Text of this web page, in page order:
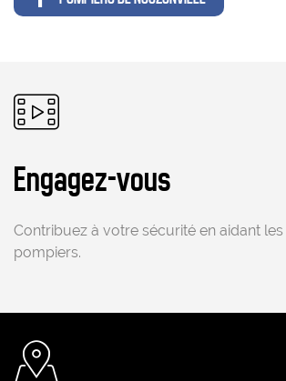
Pictogramme
Engagez-vous
Contribuez à votre sécurité en aidant
pompiers.